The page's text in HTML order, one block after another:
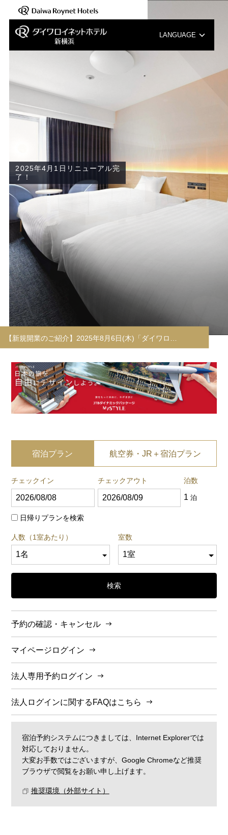
LANGUAGE
2025年4月1日リニューアル完
了！
【新規開業のご紹介】2025年8月6日(木)「ダイワロ…
宿泊プラン 航空券・JR＋宿泊プラン
チェックイン チェックアウト 泊数
1 泊
日帰りプランを検索
人数（1室あたり） 室数
検索
予約の確認・キャンセル
マイページログイン
法人専用予約ログイン
法人ログインに関するFAQはこちら
宿泊予約システムにつきましては、Internet Explorerでは
対応しておりません。
大変お手数ではございますが、Google Chromeなど推奨
ブラウザで閲覧をお願い申し上げます。
推奨環境（外部サイト）